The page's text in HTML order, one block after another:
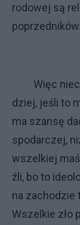
ro­do­wej są
Więc nie­ch
dziej, je­śli to
ma szan­sę
spo­dar­czej,
wszel­kiej
źli, bo to
na za­cho­dzie
Wszel­kie zło